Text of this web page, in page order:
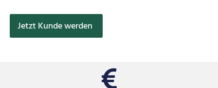
Jetzt Kunde werden